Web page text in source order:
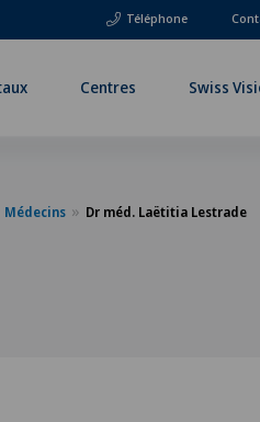
Téléphone
Centres Swiss
Médecins Dr méd. Laëtitia Lestrade